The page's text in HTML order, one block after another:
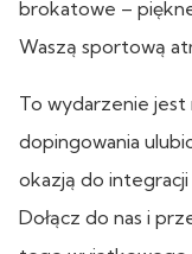
brokatowe –
Waszą sportową
To wydarzenie
dopingowania
okazją do integracji
Dołącz do nas i